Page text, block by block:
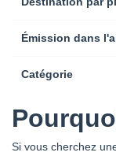
Émission dans
Catégorie
Si vous cherchez